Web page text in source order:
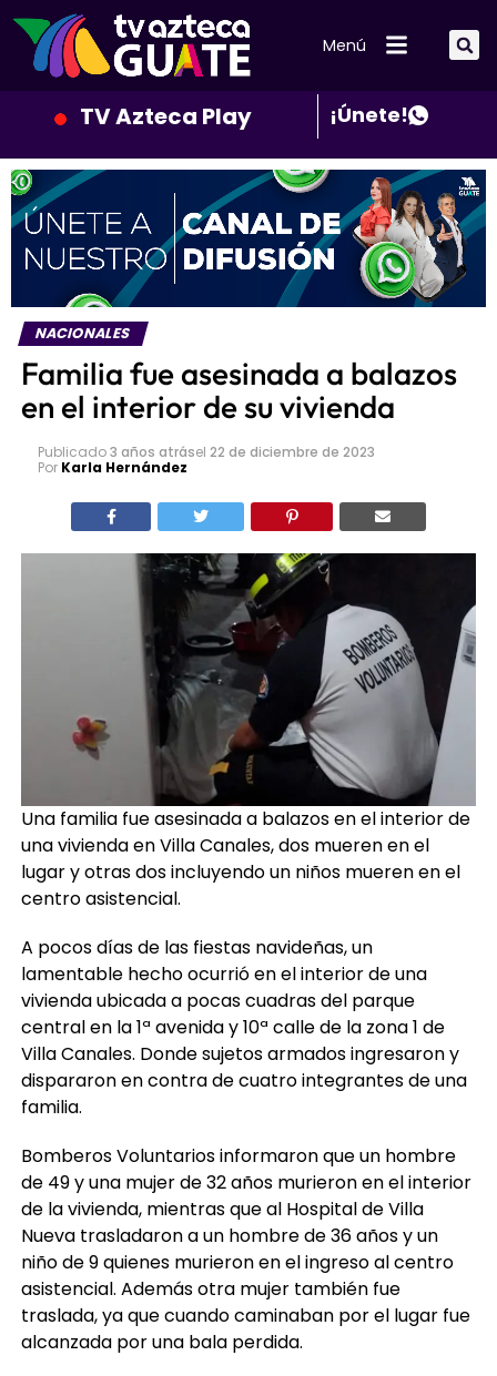
Menú
TV Azteca Play ¡Únete!
NACIONALES
Familia fue asesinada a balazos
en el interior de su vivienda
Publicado3 años atrásel 22 de diciembre de 2023
Por Karla Hernández
Una familia fue asesinada a balazos en el interior de
una vivienda en Villa Canales, dos mueren en el
lugar y otras dos incluyendo un niños mueren en el
centro asistencial.
A pocos días de las fiestas navideñas, un
lamentable hecho ocurrió en el interior de una
vivienda ubicada a pocas cuadras del parque
central en la 1ª avenida y 10ª calle de la zona 1 de
Villa Canales. Donde sujetos armados ingresaron y
dispararon en contra de cuatro integrantes de una
familia.
Bomberos Voluntarios informaron que un hombre
de 49 y una mujer de 32 años murieron en el interior
de la vivienda, mientras que al Hospital de Villa
Nueva trasladaron a un hombre de 36 años y un
niño de 9 quienes murieron en el ingreso al centro
asistencial. Además otra mujer también fue
traslada, ya que cuando caminaban por el lugar fue
alcanzada por una bala perdida.